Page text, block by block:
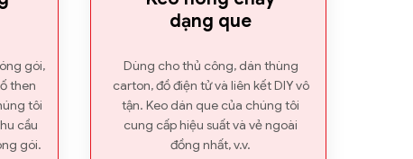
gói,
then
tôi
cầu
gói.
dạng que
Dùng cho thủ công, dán thùng
carton, đồ điện tử và liên kết DIY vô
tận. Keo dán que của chúng tôi
cung cấp hiệu suất và vẻ ngoài
đồng nhất, v.v.